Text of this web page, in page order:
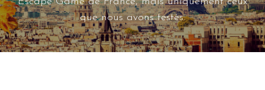
que nous avons testés.